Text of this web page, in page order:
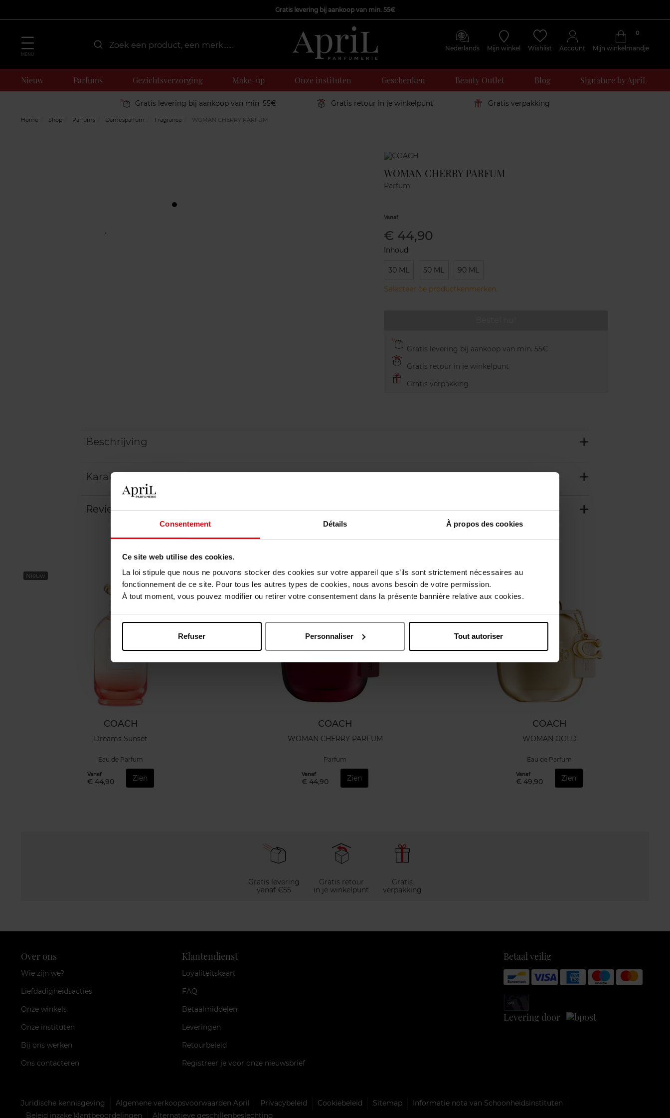
Consentement Détails À propos des cookies
Ce site web utilise des cookies.
La loi stipule que nous ne pouvons stocker des cookies sur votre appareil que s’ils sont strictement nécessaires au
fonctionnement de ce site. Pour tous les autres types de cookies, nous avons besoin de votre permission.
À tout moment, vous pouvez modifier ou retirer votre consentement dans la présente bannière relative aux cookies.
Refuser Personnaliser Tout autoriser
Gratis levering bij aankoop van min. 55€
MENU
Nederlands Mijn winkel Wishlist Account Mijn winkelmandje
0
Nieuw Parfums Gezichtsverzorging Make-up Onze instituten Geschenken Beauty Outlet Blog Signature by ApriL
Gratis levering bij aankoop van min. 55€ Gratis retour in je winkelpunt Gratis verpakking
Home Shop Parfums Damesparfum Fragrance WOMAN CHERRY PARFUM
Marque
WOMAN CHERRY PARFUM
Parfum
Vanaf
€ 44,90
Inhoud
30 ML 50 ML 90 ML
Selecteer de productkenmerken.
Gratis levering bij aankoop van min. 55€
Gratis retour in je winkelpunt
Gratis verpakking
Beschrijving
Karakteristieken
Review
Nog iets vergeten ?
Nieuw
COACH
Dreams Sunset
Eau de Parfum
Vanaf
€ 44,90 Zien
COACH
WOMAN CHERRY PARFUM
Parfum
Vanaf
€ 44,90 Zien
COACH
WOMAN GOLD
Eau de Parfum
Vanaf
€ 49,90 Zien
Gratis levering
vanaf €55
Gratis retour
in je winkelpunt
Gratis
verpakking
Over ons
Wie zijn we?
Liefdadigheidsacties
Onze winkels
Onze instituten
Bij ons werken
Ons contacteren
Klantendienst
Loyaliteitskaart
FAQ
Betaalmiddelen
Leveringen
Retourbeleid
Registreer je voor onze nieuwsbrief
Betaal veilig
Levering door
Juridische kennisgeving Algemene verkoopsvoorwaarden April Privacybeleid Cookiebeleid Sitemap
Informatie nota van Schoonheidsinstituten
Beleid inzake klantbeoordelingen
Alternatieve geschillenbeslechting